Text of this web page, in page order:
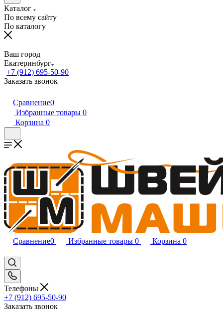
Каталог
По всему сайту
По каталогу
Ваш город
Екатеринбург
+7 (912) 695-50-90
Заказать звонок
Сравнение0
Избранные товары 0
Корзина 0
Сравнение0 Избранные товары 0 Корзина 0
Телефоны
+7 (912) 695-50-90
Заказать звонок